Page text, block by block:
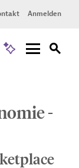
Anmelden
-